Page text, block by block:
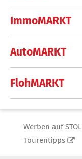
ImmoMARKT
AutoMARKT
FlohMARKT
Werben auf STOL
Tourentipps